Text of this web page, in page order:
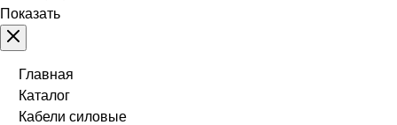
Показать
Главная
Каталог
Кабели силовые